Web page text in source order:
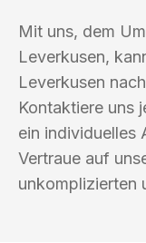
Mit uns, dem
Leverkusen,
Leverkusen
Kontaktiere uns
ein individuelles
Vertraue auf
unkomplizierten